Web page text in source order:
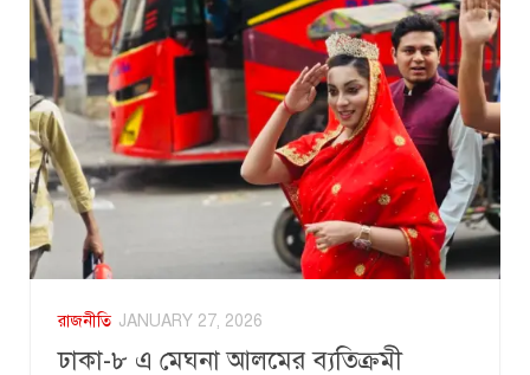
রাজনীতি JANUARY 27, 2026
ঢাকা-৮ এ মেঘনা আলমের ব্যতিক্রমী